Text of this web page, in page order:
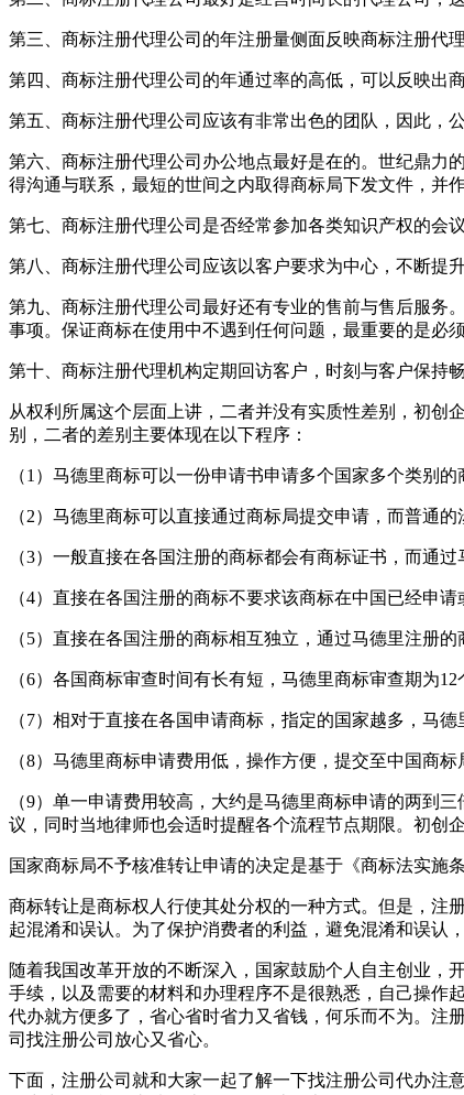
第三、商标注册代理公司的年注册量侧面反映商标注册代理
第四、商标注册代理公司的年通过率的高低，可以反映出
第五、商标注册代理公司应该有非常出色的团队，因此，
第六、商标注册代理公司办公地点最好是在的。世纪鼎力
得沟通与联系，最短的世间之内取得商标局下发文件，并
第七、商标注册代理公司是否经常参加各类知识产权的会
第八、商标注册代理公司应该以客户要求为中心，不断提
第九、商标注册代理公司最好还有专业的售前与售后服务
事项。保证商标在使用中不遇到任何问题，最重要的是必
第十、商标注册代理机构定期回访客户，时刻与客户保持畅
从权利所属这个层面上讲，二者并没有实质性差别，初创
别，二者的差别主要体现在以下程序：
（1）马德里商标可以一份申请书申请多个国家多个类别
（2）马德里商标可以直接通过商标局提交申请，而普通
（3）一般直接在各国注册的商标都会有商标证书，而通
（4）直接在各国注册的商标不要求该商标在中国已经申
（5）直接在各国注册的商标相互独立，通过马德里注册
（6）各国商标审查时间有长有短，马德里商标审查期为
（7）相对于直接在各国申请商标，指定的国家越多，马德
（8）马德里商标申请费用低，操作方便，提交至中国商
（9）单一申请费用较高，大约是马德里商标申请的两到
议，同时当地律师也会适时提醒各个流程节点期限。初创
国家商标局不予核准转让申请的决定是基于《商标法实施
商标转让是商标权人行使其处分权的一种方式。但是，注
起混淆和误认。为了保护消费者的利益，避免混淆和误认
随着我国改革开放的不断深入，国家鼓励个人自主创业，
手续，以及需要的材料和办理程序不是很熟悉，自己操作
代办就方便多了，省心省时省力又省钱，何乐而不为。注
司找注册公司放心又省心。
下面，注册公司就和大家一起了解一下找注册公司代办注